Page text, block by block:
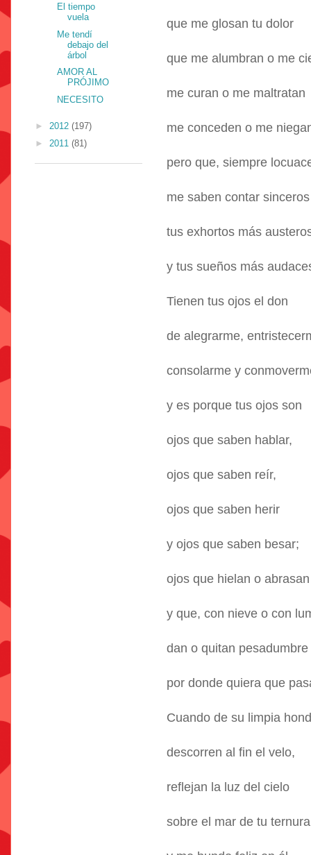
que me glosan tu dolor
que me alumbran o me
me curan o me maltratan
me conceden o me
pero que, siempre
me saben contar sinceros
tus exhortos más
y tus sueños más
Tienen tus ojos el don
de alegrarme,
consolarme y
y es porque tus ojos son
ojos que saben hablar,
ojos que saben reír,
ojos que saben herir
y ojos que saben besar;
ojos que hielan o abrasan
y que, con nieve o con
dan o quitan pesadumbre
por donde quiera que
Cuando de su limpia
descorren al fin el velo,
reflejan la luz del cielo
sobre el mar de tu
El tiempo
vuela
Me tendí
debajo del
árbol
AMOR AL
PRÓJIMO
NECESITO
► 2012 (197)
► 2011 (81)